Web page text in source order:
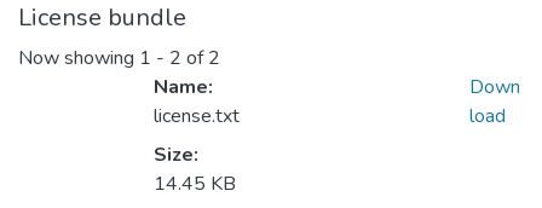
License bundle
Now showing 1 - 2 of 2
Name:
license.txt
Size:
14.45 KB
Down
load